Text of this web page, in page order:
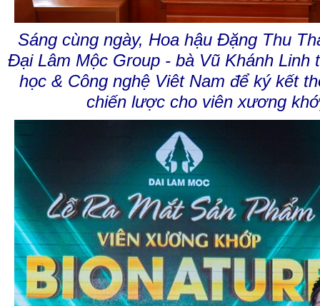
Sáng cùng ngày, Hoa hậu Đặng Thu
Đại Lâm Mộc Group - bà Vũ Khánh Linh
học & Công nghệ Viêt Nam để ký kết
chiến lược cho viên xương